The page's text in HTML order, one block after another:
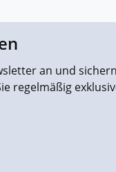
an und
regelmäßig